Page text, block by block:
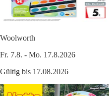
Woolworth
Fr. 7.8. - Mo. 17.8.2026
Gültig bis 17.08.2026